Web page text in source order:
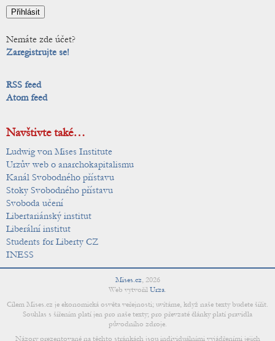
Nemáte zde účet?
Zaregistrujte se!
RSS feed
Atom feed
Navštivte také…
Ludwig von Mises Institute
Urzův web o anarchokapitalismu
Kanál Svobodného přístavu
Stoky Svobodného přístavu
Svoboda učení
Libertariánský institut
Liberální institut
Students for Liberty CZ
INESS
Mises.cz, 2026
Web vytvořil Urza.
Cílem Mises.cz je ekonomická osvěta veřejnosti; uvítáme, když naše texty budete šířit.
Souhlas s šířením platí jen pro naše texty; pro převzaté články platí pravidla
původního zdroje.
Názory prezentované na těchto stránkách jsou individuálními vyjádřeními jejich